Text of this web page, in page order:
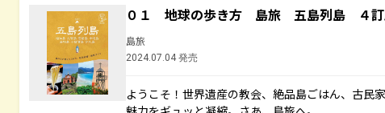
０１ 地球の歩き方 島旅 五島列島 ４
島旅
2024.07.04 発売
ようこそ！世界遺産の教会、絶品島ごはん、古民